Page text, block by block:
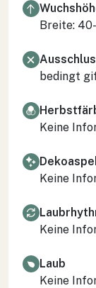
Breite:
bedingt
Keine
Keine
Keine
Laub
Keine